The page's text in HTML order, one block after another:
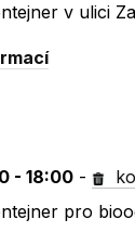
v ulici
- 18:00 -
pro